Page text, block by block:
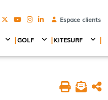
|GOLF |KITESURF |
Espace clients